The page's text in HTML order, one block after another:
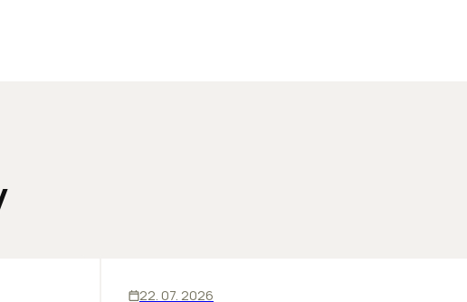
22. 07. 2026